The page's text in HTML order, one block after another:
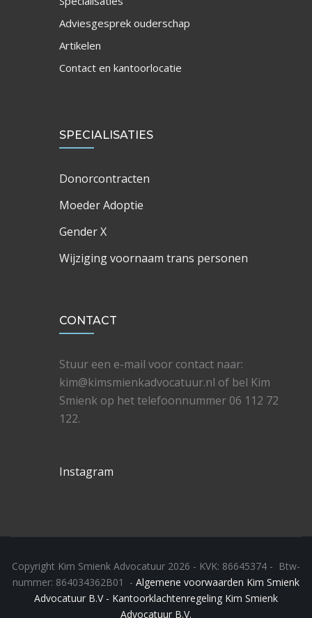
Adviesgesprek ouderschap
Artikelen
Contact en kantoorlocatie
SPECIALISATIES
Donorcontracten
Moeder Adoptie
Gender X
Wijziging voornaam trans personen
CONTACT
Stuur een e-mail voor contact naar:
kim@kimsmienkadvocatuur.nl of bel Kim
Smienk op het telefoonnummer 06 112 72
122.
Instagram
Copyright Kim Smienk Advocatuur 2026 - KVK: 86645374 - Btw-
nummer: 864034362B01 - Algemene voorwaarden Kim Smienk
Advocatuur B.V - Kantoorklachtenregeling Kim Smienk
Advocatuur B.V.